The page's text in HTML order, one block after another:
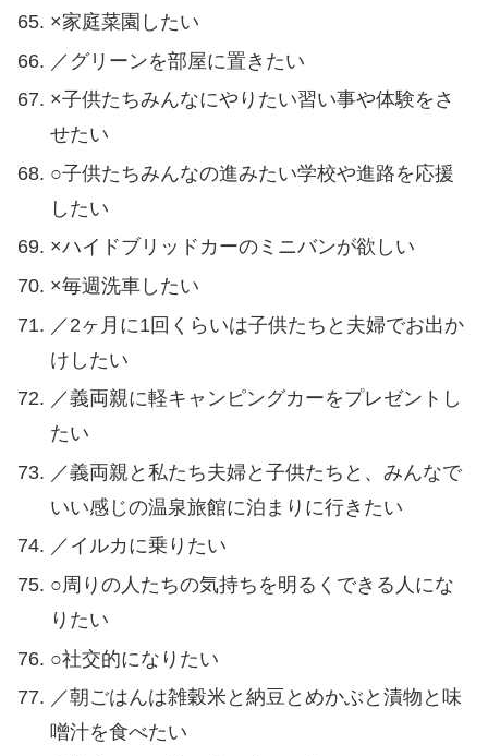
×家庭菜園したい
／グリーンを部屋に置きたい
×子供たちみんなにやりたい習い事や体験をさ
せたい
○子供たちみんなの進みたい学校や進路を応援
したい
×ハイドブリッドカーのミニバンが欲しい
×毎週洗車したい
／2ヶ月に1回くらいは子供たちと夫婦でお出か
けしたい
／義両親に軽キャンピングカーをプレゼントし
たい
／義両親と私たち夫婦と子供たちと、みんなで
いい感じの温泉旅館に泊まりに行きたい
／イルカに乗りたい
○周りの人たちの気持ちを明るくできる人にな
りたい
○社交的になりたい
／朝ごはんは雑穀米と納豆とめかぶと漬物と味
噌汁を食べたい